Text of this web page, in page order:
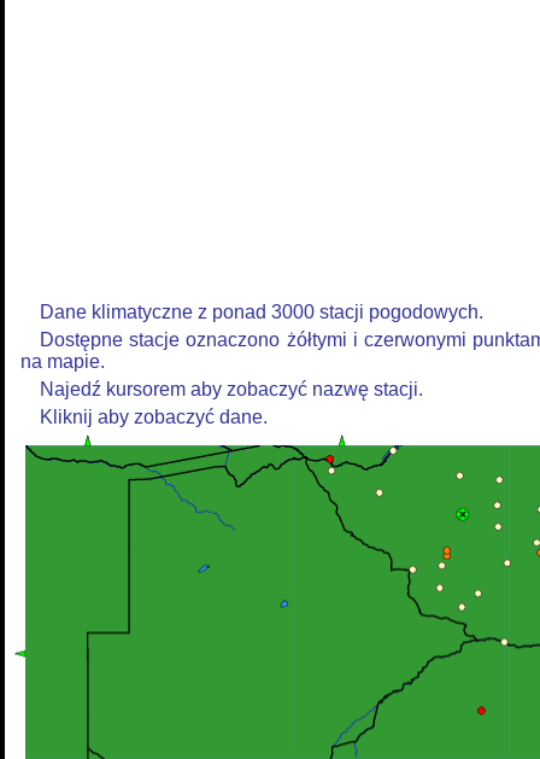
Dane klimatyczne z ponad 3000 stacji pogodowych.
Dostępne stacje oznaczono żółtymi i czerwonymi
na mapie.
Najedź kursorem aby zobaczyć nazwę stacji.
Kliknij aby zobaczyć dane.